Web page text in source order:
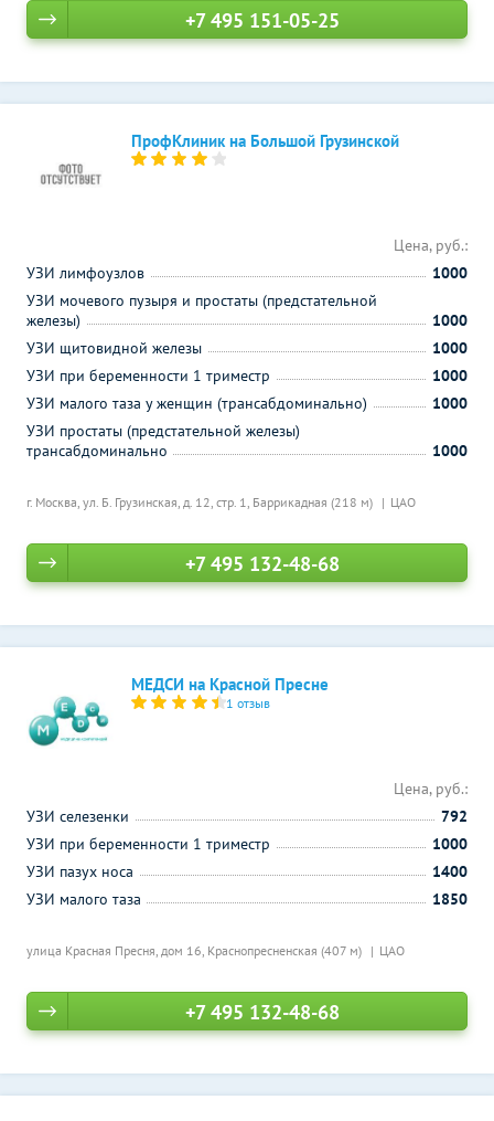
+7 495 151-05-25
ПрофКлиник на Большой Грузинской
г. Москва, ул. Б. Грузинская, д. 12, стр. 1, Баррикадная (218 м) ЦАО
Цена, руб.:
УЗИ лимфоузлов
1000
УЗИ мочевого пузыря и простаты (предстательной
железы)
1000
УЗИ щитовидной железы
1000
УЗИ при беременности 1 триместр
1000
УЗИ малого таза у женщин (трансабдоминально)
1000
УЗИ простаты (предстательной железы)
трансабдоминально
1000
+7 495 132-48-68
МЕДСИ на Красной Пресне
1 отзыв
улица Красная Пресня, дом 16, Краснопресненская (407 м) ЦАО
Цена, руб.:
УЗИ селезенки
792
УЗИ при беременности 1 триместр
1000
УЗИ пазух носа
1400
УЗИ малого таза
1850
+7 495 132-48-68